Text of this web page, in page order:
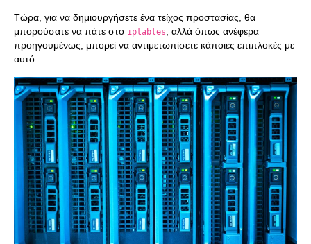
Τώρα, για να δημιουργήσετε ένα τείχος προστασίας, θα
μπορούσατε να πάτε στο iptables, αλλά όπως ανέφερα
προηγουμένως, μπορεί να αντιμετωπίσετε κάποιες επιπλοκές με
αυτό.